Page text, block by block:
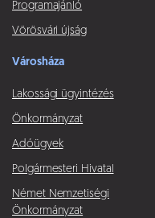
Programajánló
Vörösvári újság
Városháza
Lakossági ügyintézés
Önkormányzat
Adóügyek
Polgármesteri Hivatal
Német Nemzetiségi
Önkormányzat